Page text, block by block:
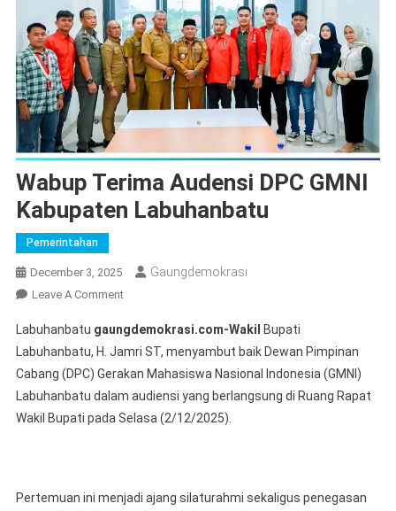
Wabup Terima Audensi DPC GMNI
Kabupaten Labuhanbatu
Pemerintahan
December 3, 2025 Gaungdemokrasi
Leave A CommentOn
Terima
Audensi
DPC
GMNI
Kabupaten
Labuhanbatu gaungdemokrasi.com-Wakil
Bupati
Labuhanbatu, H. Jamri ST, menyambut baik Dewan Pimpinan
Cabang (DPC) Gerakan Mahasiswa Nasional Indonesia (GMNI)
Labuhanbatu dalam audiensi yang berlangsung di Ruang Rapat
Wakil Bupati pada Selasa (2/12/2025).
Pertemuan ini menjadi ajang silaturahmi sekaligus penegasan